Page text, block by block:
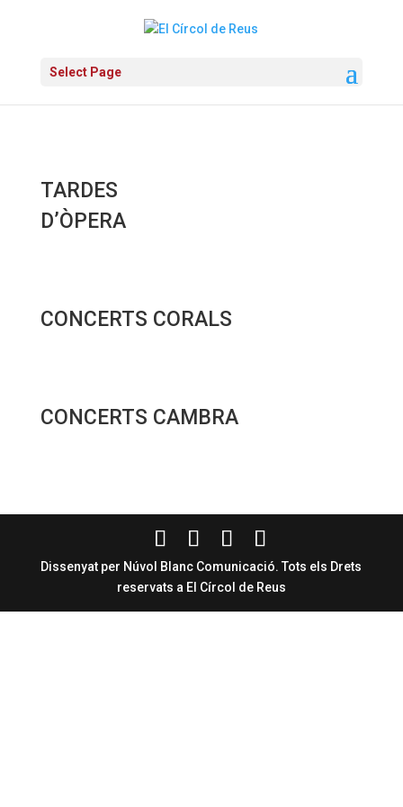
Select Page
TARDES
D’ÒPERA
CONCERTS CORALS
CONCERTS CAMBRA
Dissenyat per Núvol Blanc Comunicació. Tots els Drets
reservats a El Círcol de Reus